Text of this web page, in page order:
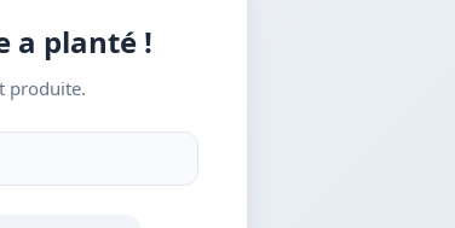
a planté !
produite.